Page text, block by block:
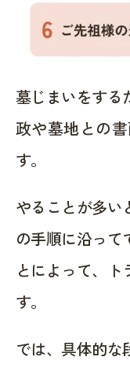
墓じまいをする
政や墓地との
す。
やることが多い
の手順に沿って
とによって、
す。
では、具体的な